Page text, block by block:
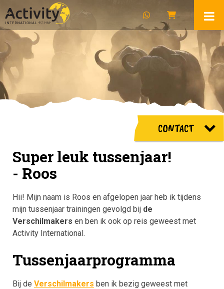
CONTACT
Super leuk tussenjaar!
- Roos
Hii! Mijn naam is Roos en afgelopen jaar heb ik tijdens
mijn tussenjaar trainingen gevolgd bij de
Verschilmakers en ben ik ook op reis geweest met
Activity International.
Tussenjaarprogramma
Bij de Verschilmakers ben ik bezig geweest met